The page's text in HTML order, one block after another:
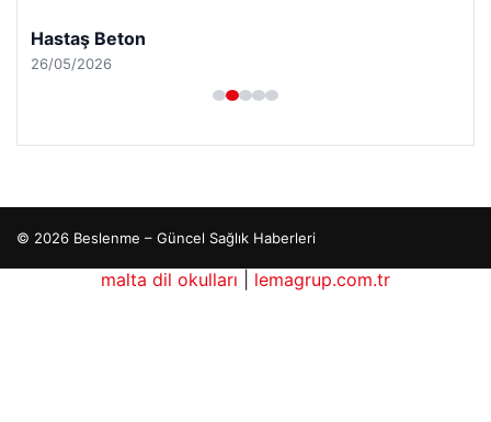
Hastaş Beton
26/05/2026
© 2026 Beslenme – Güncel Sağlık Haberleri
malta dil okulları
lemagrup.com.tr